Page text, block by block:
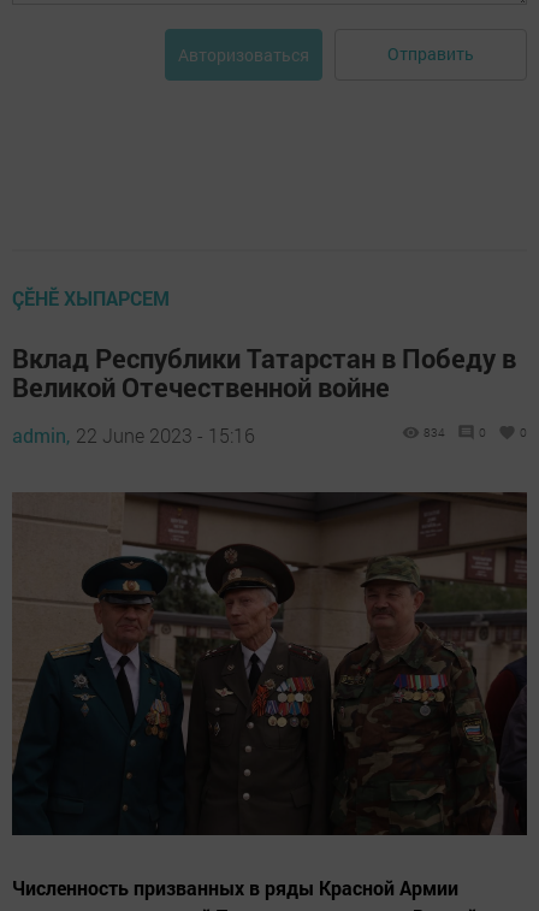
Авторизоваться Отправить
ÇӖНӖ ХЫПАРСЕМ
Вклад Республики Татарстан в Победу в
Великой Отечественной войне
admin, 22 June 2023 - 15:16 834 0 0
Численность призванных в ряды Красной Армии